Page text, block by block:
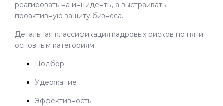
реагировать на инциденты, а выстраивать
проактивную защиту бизнеса.
Детальная классификация кадровых рисков по пяти
основным категориям:
Подбор
Удержание
Эффективность